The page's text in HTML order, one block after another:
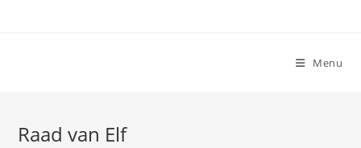
Menu
Raad van Elf